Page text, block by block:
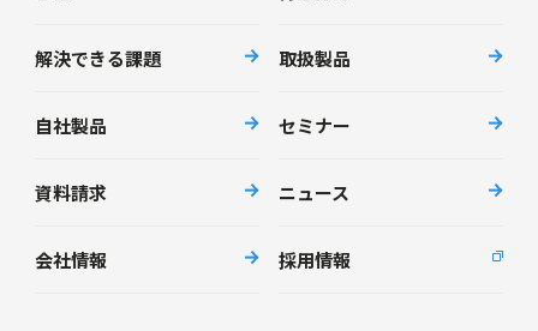
解決できる課題 取扱製品
自社製品 セミナー
資料請求 ニュース
会社情報 採用情報